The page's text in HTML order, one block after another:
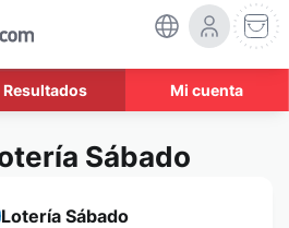
Resultados Mi cuenta
Sábado
Lotería Sábado